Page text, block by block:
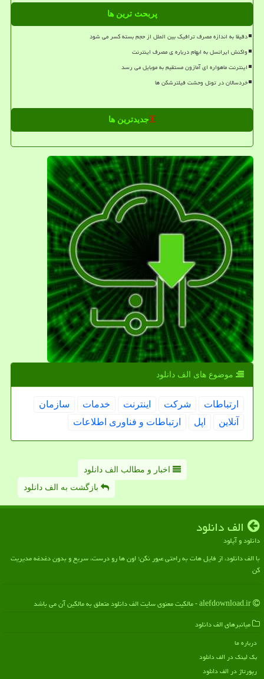
پربحث ترین ها
دقیقا به اندازه مصرف ترافیک بین الملل از حجم بسته کسر می شود
واکنش ایرانسل به ابهام درباره ی مصرف اینترنت
اینترنت ماهواره ای آمازون مستقیم به موبایل می رسد
خردسالان در تونل وحشت فیلترشکن ها
جدیدترین ها
موضوع های الف دانلود
ارتباطات شركت اینترنت خدمات
سازمان
آنلاین
اپل ارتباطات و فناوری اطلاعات
اخبار و مطالب الف دانلود
بازگشت به الف دانلود
الف دانلود
دانلود و آپلود
با الف دانلود، از فایل هات به راحتی عبور نکن؛ اون ها رو درست، سریع و بدون دغدغه مدیریت
کن
میانبرهای الف دانلود
درباره ما
بک لینک در الف دانلود
رپورتاژ در الف دانلود